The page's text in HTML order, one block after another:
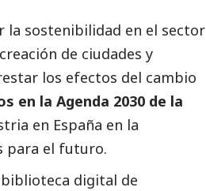
la sostenibilidad en el sector
de ciudades y
los efectos del cambio
en la Agenda 2030 de la
en España en la
para el futuro.
digital de